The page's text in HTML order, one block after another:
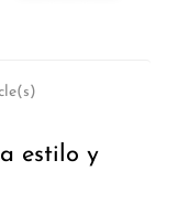
estilo y